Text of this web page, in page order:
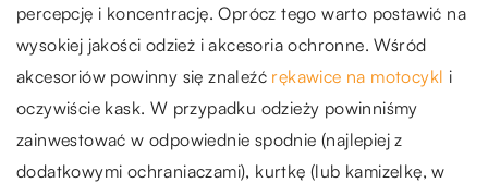
percepcję i koncentrację. Oprócz tego warto postawić na
wysokiej jakości odzież i akcesoria ochronne. Wśród
akcesoriów powinny się znaleźć rękawice na motocykl i
oczywiście kask. W przypadku odzieży powinniśmy
zainwestować w odpowiednie spodnie (najlepiej z
dodatkowymi ochraniaczami), kurtkę (lub kamizelkę, w